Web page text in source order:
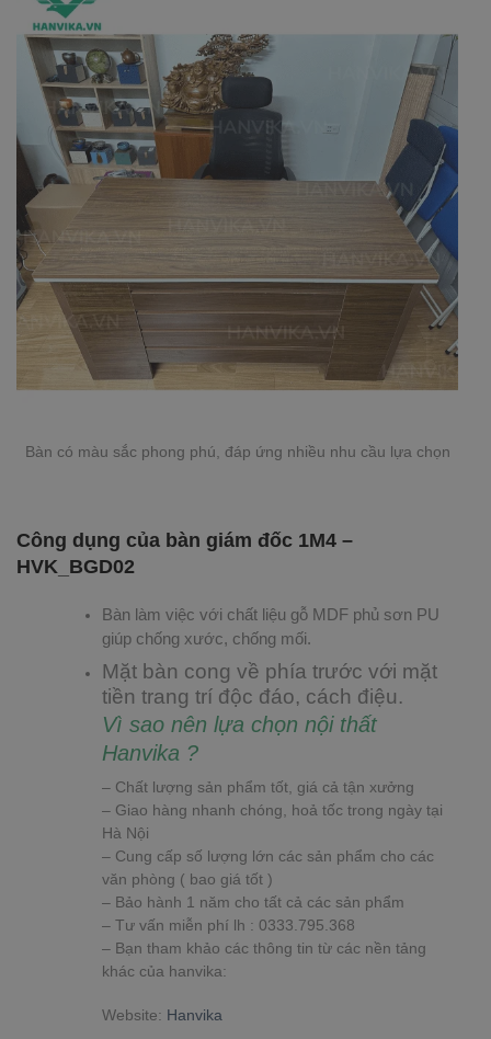
Bàn có màu sắc phong phú, đáp ứng nhiều nhu cầu lựa chọn
Công dụng của bàn giám đốc 1M4 –
HVK_BGD02
Bàn làm việc với chất liệu gỗ MDF phủ sơn PU
giúp chống xước, chống mối.
Mặt bàn cong về phía trước với mặt
tiền trang trí độc đáo, cách điệu.
Vì sao nên lựa chọn nội thất
Hanvika ?
– Chất lượng sản phẩm tốt, giá cả tận xưởng
– Giao hàng nhanh chóng, hoả tốc trong ngày tại
Hà Nội
– Cung cấp số lượng lớn các sản phẩm cho các
văn phòng ( bao giá tốt )
– Bảo hành 1 năm cho tất cả các sản phẩm
– Tư vấn miễn phí lh : 0333.795.368
– Bạn tham khảo các thông tin từ các nền tảng
khác của hanvika:
Website: Hanvika